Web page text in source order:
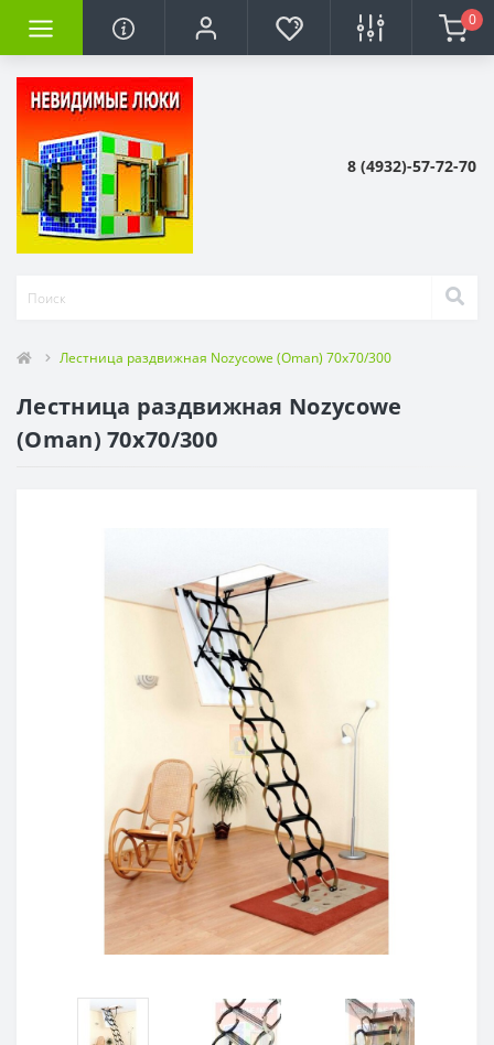
0
8 (4932)-57-72-70
Лестница раздвижная Nozycowe (Oman) 70x70/300
Лестница раздвижная Nozycowe
(Oman) 70x70/300